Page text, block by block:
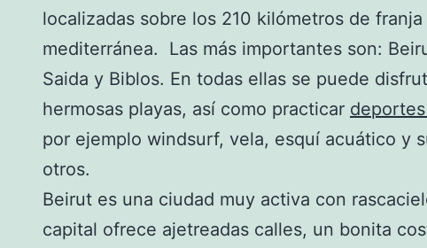
localizadas sobre los 210 kilómetros de
mediterránea. Las más importantes son:
Saida y Biblos. En todas ellas se puede
hermosas playas, así como practicar
por ejemplo windsurf, vela, esquí acuático y
otros.
Beirut es una ciudad muy activa con
capital ofrece ajetreadas calles, un bonita